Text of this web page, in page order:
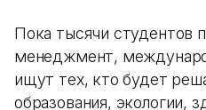
Пока тысячи студентов
менеджмент,
ищут тех, кто будет
образования, экологии,